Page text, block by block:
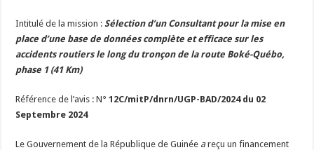
Intitulé de la mission : Sélection d’un Consultant pour la mise en
place d’une base de données complète et efficace sur les
accidents routiers le long du tronçon de la route Boké-Québo,
phase 1 (41 Km)
Référence de l’avis : N° 12C/mitP/dnrn/UGP-BAD/2024 du 02
Septembre 2024
Le Gouvernement de la République de Guinée areçu un financement